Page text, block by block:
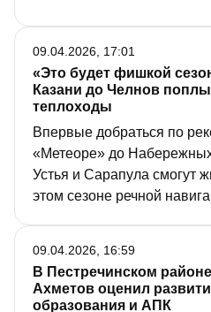
«Это будет фишкой
Казани до Челнов
теплоходы
Впервые добраться по
«Метеоре» до
Устья и Сарапула смогут
этом сезоне речной
журналистам речники и
туротрасли.
09.04.2026, 17:01
В Пестречинском
Ахметов оценил
образования и АПК
09.04.2026, 16:59